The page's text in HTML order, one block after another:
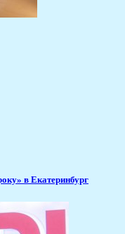
в Екатеринбург